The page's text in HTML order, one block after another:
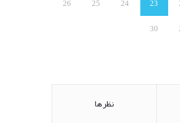
23
24
25
26
30
نظرها